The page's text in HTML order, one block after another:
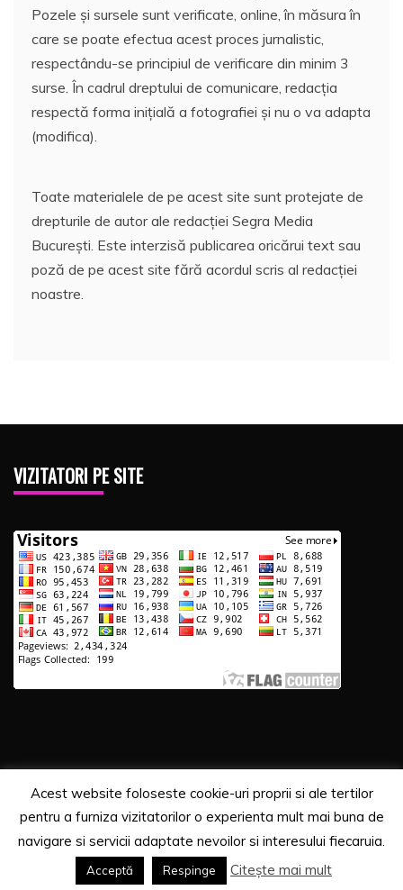
Pozele și sursele sunt verificate, online, în măsura în
care se poate efectua acest proces jurnalistic,
respectându-se principiul de verificare din minim 3
surse. În cadrul dreptului de comunicare, redacția
respectă forma inițială a fotografiei și nu o va adapta
(modifica).
Toate materialele de pe acest site sunt protejate de
drepturile de autor ale redacției Segra Media
București. Este interzisă publicarea oricărui text sau
poză de pe acest site fără acordul scris al redacției
noastre.
VIZITATORI PE SITE
Copyrights. © 2020 Segra Media
byCandid Themes
Acest website foloseste cookie-uri proprii si ale tertilor
pentru a furniza vizitatorilor o experienta mult mai buna de
navigare si servicii adaptate nevoilor si interesului fiecaruia.
Acceptă Respinge Citește mai mult